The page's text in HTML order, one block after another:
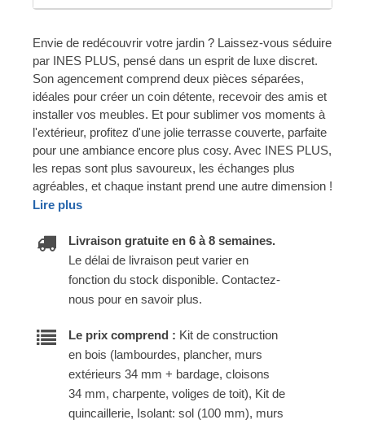
Envie de redécouvrir votre jardin ? Laissez-vous séduire
par INES PLUS, pensé dans un esprit de luxe discret.
Son agencement comprend deux pièces séparées,
idéales pour créer un coin détente, recevoir des amis et
installer vos meubles. Et pour sublimer vos moments à
l'extérieur, profitez d'une jolie terrasse couverte, parfaite
pour une ambiance encore plus cosy. Avec INES PLUS,
les repas sont plus savoureux, les échanges plus
agréables, et chaque instant prend une autre dimension !
Lire plus
Livraison gratuite en 6 à 8 semaines.
Le délai de livraison peut varier en
fonction du stock disponible. Contactez-
nous pour en savoir plus.
Le prix comprend : Kit de construction
en bois (lambourdes, plancher, murs
extérieurs 34 mm + bardage, cloisons
34 mm, charpente, voliges de toit), Kit de
quincaillerie, Isolant: sol (100 mm), murs